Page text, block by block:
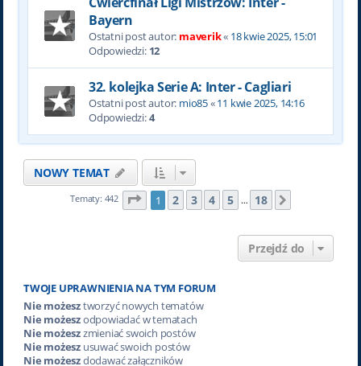
Bayern
Ostatni post autor: maverik« 18 kwie 2025, 15:01
Odpowiedzi: 12
32. kolejka Serie A: Inter - Cagliari
Ostatni post autor: mio85«11 kwie 2025, 14:16
Odpowiedzi:4
NOWY TEMAT
Tematy: 442 Strona z 18
1 2 3 4 5 … 18
Przejdź do
TWOJE UPRAWNIENIA NA TYM FORUM
Nie możesztworzyć nowych tematów
Nie możeszodpowiadać w tematach
Nie możeszzmieniać swoich postów
Nie możeszusuwać swoich postów
Nie możeszdodawać załączników